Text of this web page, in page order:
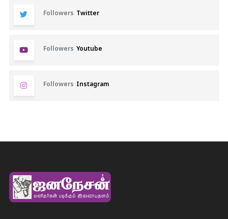
Followers Twitter
Followers Youtube
Followers Instagram